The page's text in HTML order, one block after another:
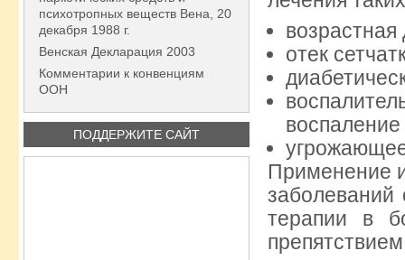
психотропных веществ Вена, 20
декабря 1988 г.
Венская Декларация 2003
Комментарии к конвенциям
ООН
ПОДДЕРЖИТЕ САЙТ
возрастная
отек
Применение
заболеваний
терапии в